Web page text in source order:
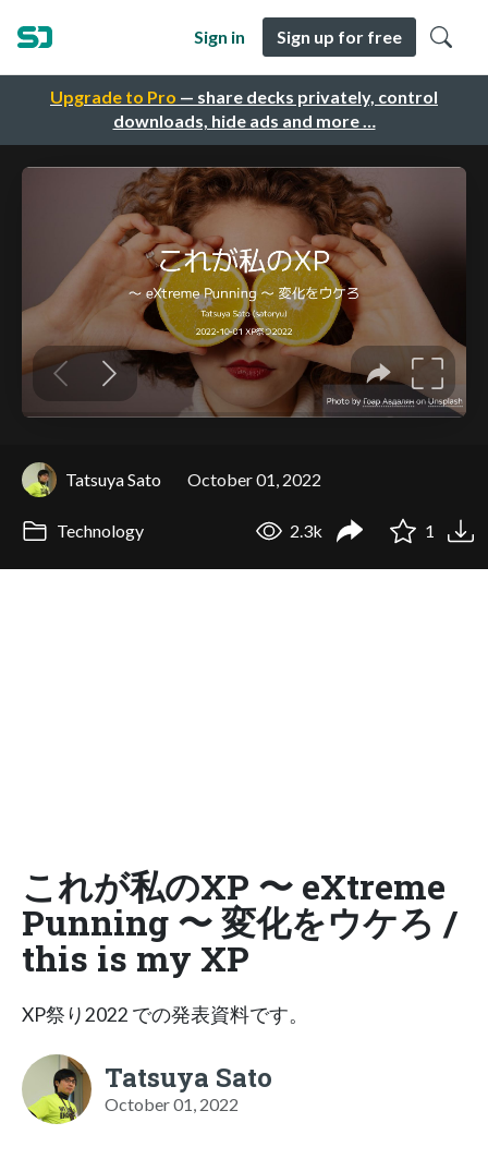
Upgrade to Pro — share decks privately, control
downloads, hide ads and more …
Sign in Sign up for free
Tatsuya Sato October 01, 2022
Technology 2.3k 1
これが私のXP 〜 eXtreme
Punning 〜 変化をウケろ /
this is my XP
XP祭り2022 での発表資料です。
Tatsuya Sato
October 01, 2022